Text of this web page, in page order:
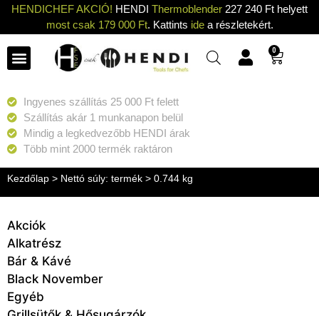
HENDICHEF AKCIÓ! HENDI Thermoblender 227 240 Ft helyett
most csak 179 000 Ft. Kattints idea részletekért.
0
Ingyenes szállítás 25 000 Ft felett
Szállítás akár 1 munkanapon belül
Mindig a legkedvezőbb HENDI árak
Több mint 2000 termék raktáron
Kezdőlap > Nettó súly: termék > 0.744 kg
Akciók
Alkatrész
Bár & Kávé
Black November
Egyéb